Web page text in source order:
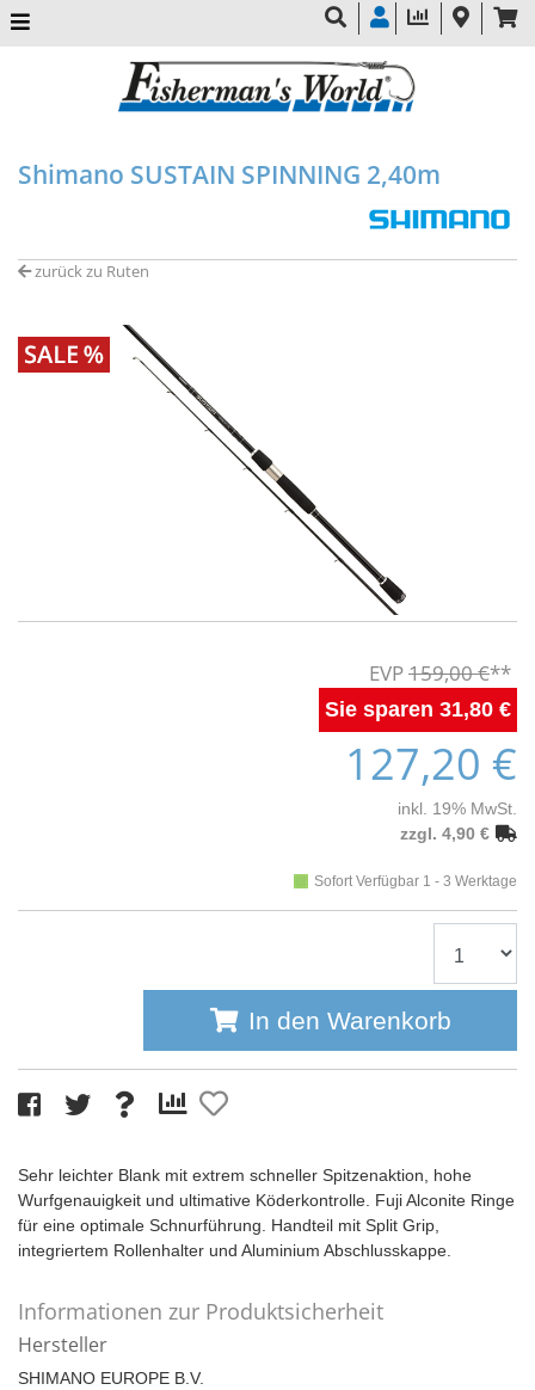
Shimano SUSTAIN SPINNING 2,40m
zurück zu Ruten
159,00 €
31,80 €
127,20 €
inkl. 19% MwSt.
zzgl. 4,90 €
Sofort Verfügbar 1 - 3 Werktage
In den Warenkorb
Sehr leichter Blank mit extrem schneller Spitzenaktion, hohe
Wurfgenauigkeit und ultimative Köderkontrolle. Fuji Alconite Ringe
für eine optimale Schnurführung. Handteil mit Split Grip,
integriertem Rollenhalter und Aluminium Abschlusskappe.
Informationen zur Produktsicherheit
Hersteller
SHIMANO EUROPE B.V.